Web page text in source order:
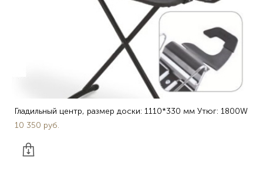
Гладильный центр, размер доски: 1110*330 мм Утюг: 1800W
10 350 pуб.